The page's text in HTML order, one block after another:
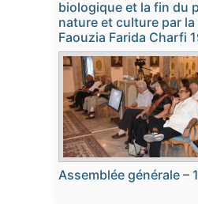
biologique et la fin du
nature et culture par
Faouzia Farida Charfi
Assemblée générale –